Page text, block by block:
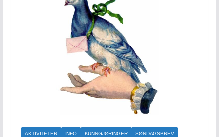
AKTIVITETER INFO KUNNGJØRINGER SØNDAGSBREV